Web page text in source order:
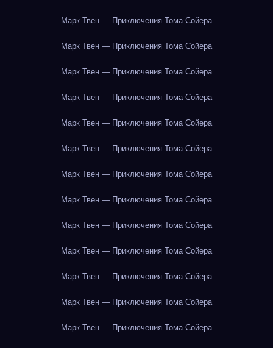
Марк Твен — Приключения Тома Сойера
Марк Твен — Приключения Тома Сойера
Марк Твен — Приключения Тома Сойера
Марк Твен — Приключения Тома Сойера
Марк Твен — Приключения Тома Сойера
Марк Твен — Приключения Тома Сойера
Марк Твен — Приключения Тома Сойера
Марк Твен — Приключения Тома Сойера
Марк Твен — Приключения Тома Сойера
Марк Твен — Приключения Тома Сойера
Марк Твен — Приключения Тома Сойера
Марк Твен — Приключения Тома Сойера
Марк Твен — Приключения Тома Сойера